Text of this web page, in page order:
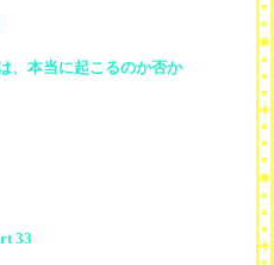
、本当に起こるのか否か
33